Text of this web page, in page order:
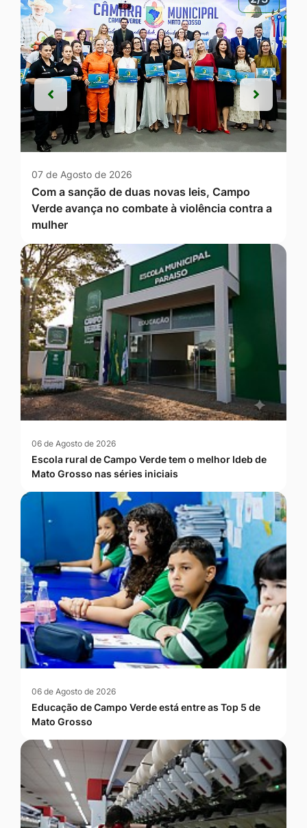
07 de Agosto de 2026
Com a sanção de duas novas leis, Campo
Verde avança no combate à violência contra a
mulher
Anterior
Anterior Próxima
06 de Agosto de 2026
Escola rural de Campo Verde tem o melhor Ideb de
Mato Grosso nas séries iniciais
06 de Agosto de 2026
Educação de Campo Verde está entre as Top 5 de
Mato Grosso